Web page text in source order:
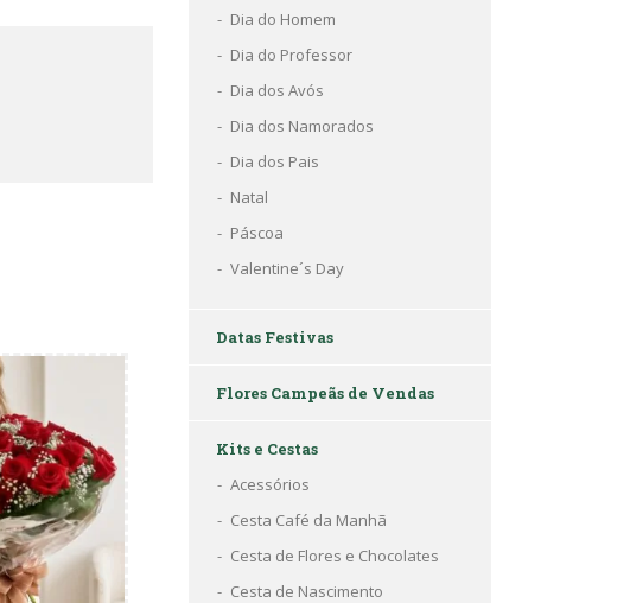
Dia do Homem
Dia do Professor
Dia dos Avós
Dia dos Namorados
Dia dos Pais
Natal
Páscoa
Valentine´s Day
Datas Festivas
Flores Campeãs de Vendas
Kits e Cestas
Acessórios
Cesta Café da Manhã
Cesta de Flores e Chocolates
Cesta de Nascimento